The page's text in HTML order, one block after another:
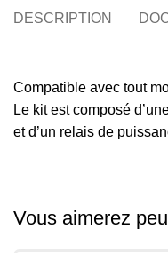
DESCRIPTION
Compatible avec tout
Le kit est composé
et d’un relais de
Vous aimerez